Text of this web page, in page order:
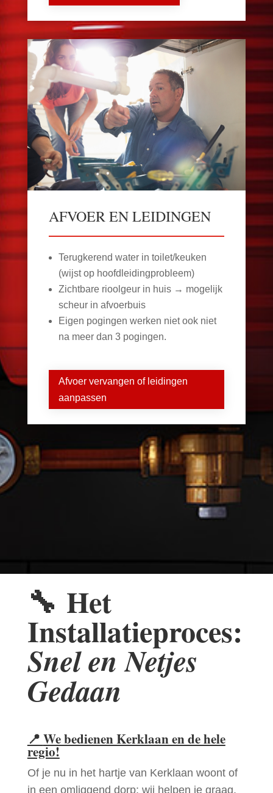
AFVOER EN LEIDINGEN
Terugkerend water in toilet/keuken
(wijst op hoofdleidingprobleem)
Zichtbare rioolgeur in huis → mogelijk
scheur in afvoerbuis
Eigen pogingen werken niet ook niet
na meer dan 3 pogingen.
Afvoer vervangen of leidingen
aanpassen
🔧 Het
Installatieproces:
Snel en Netjes
Gedaan
📍 We bedienen Kerklaan en de hele
regio!
Of je nu in het hartje van Kerklaan woont of
in een omliggend dorp: wij helpen je graag.